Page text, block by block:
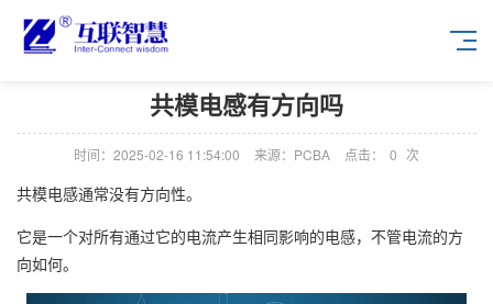
共模电感有方向吗
时间：2025-02-16 11:54:00 来源：PCBA 点击： 0 次
共模电感通常没有方向性。
它是一个对所有通过它的电流产生相同影响的电感，不管电流的方
向如何。